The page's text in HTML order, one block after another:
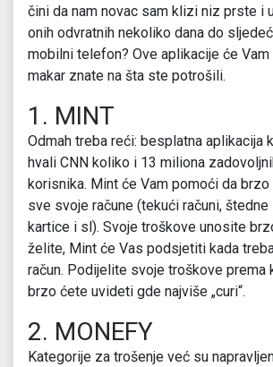
čini da nam novac sam klizi niz prste i
onih odvratnih nekoliko dana do
mobilni telefon? Ove aplikacije će
makar znate na šta ste potrošili.
1. MINT
Odmah treba reći: besplatna aplikacija
hvali CNN koliko i 13 miliona
korisnika. Mint će Vam pomoći da
sve svoje račune (tekući računi,
kartice i sl). Svoje troškove unosite
želite, Mint će Vas podsjetiti kada
račun. Podijelite svoje troškove prema
brzo ćete uvideti gde najviše „curi“.
2. MONEFY
Kategorije za trošenje već su